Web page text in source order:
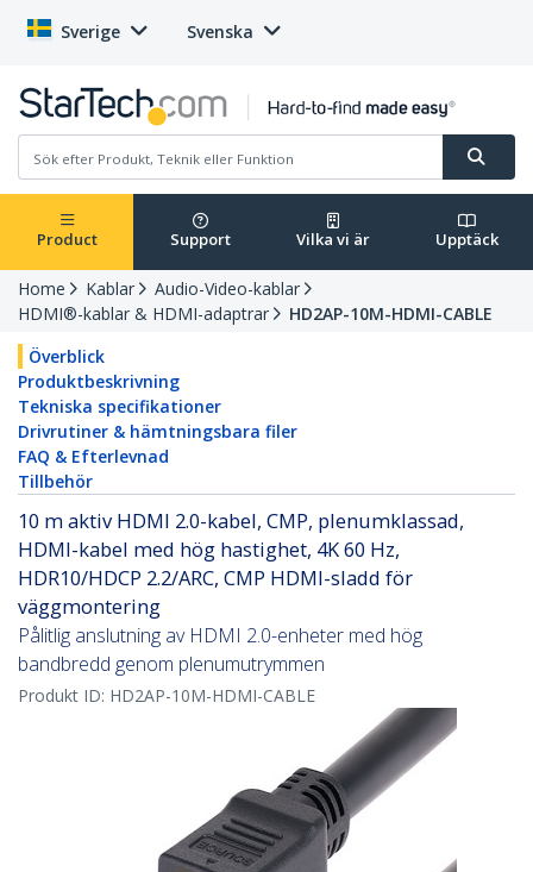
Sverige Svenska
Product Support Vilka vi är Upptäck
Home Kablar
Audio-Video-kablar
HDMI®-kablar & HDMI-adaptrar
HD2AP-10M-HDMI-CABLE
Överblick
Produktbeskrivning
Tekniska specifikationer
Drivrutiner & hämtningsbara filer
FAQ & Efterlevnad
Tillbehör
10 m aktiv HDMI 2.0-kabel, CMP, plenumklassad,
HDMI-kabel med hög hastighet, 4K 60 Hz,
HDR10/HDCP 2.2/ARC, CMP HDMI-sladd för
väggmontering
Pålitlig anslutning av HDMI 2.0-enheter med hög
bandbredd genom plenumutrymmen
Produkt ID: HD2AP-10M-HDMI-CABLE